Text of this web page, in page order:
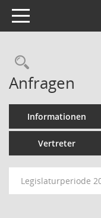
Toggle navigation
Anfragen
Informationen
Vertreter
Legislaturperiode